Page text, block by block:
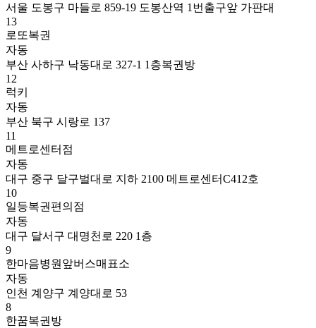
서울 도봉구 마들로 859-19 도봉산역 1번출구앞 가판대
13
로또복권
자동
부산 사하구 낙동대로 327-1 1층복권방
12
럭키
자동
부산 북구 시랑로 137
11
메트로센터점
자동
대구 중구 달구벌대로 지하 2100 메트로센터C412호
10
일등복권편의점
자동
대구 달서구 대명천로 220 1층
9
한마음병원앞버스매표소
자동
인천 계양구 계양대로 53
8
한꿈복권방